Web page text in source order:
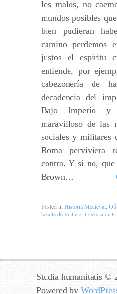
los malos, no
mundos posibles
bien pudieran
camino
justos el espíritu
entiende, por
cabezonería de
decadencia del
Bajo Imperio y
maravilloso de las
sociales y militares
Roma perviviera
contra. Y si no,
Brown…
Posted in Historia Medieval
batalla de Poitiers Historia de
Studia humanitatis ©
Powered by